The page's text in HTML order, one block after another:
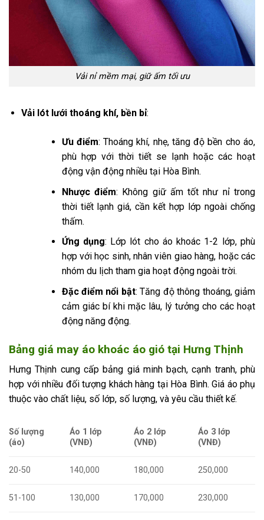
Vải nỉ mềm mại, giữ ấm tối ưu
Vải lót lưới thoáng khí, bền bỉ:
Ưu điểm: Thoáng khí, nhẹ, tăng độ bền cho áo,
phù hợp với thời tiết se lạnh hoặc các hoạt
động vận động nhiều tại Hòa Bình.
Nhược điểm: Không giữ ấm tốt như nỉ trong
thời tiết lạnh giá, cần kết hợp lớp ngoài chống
thấm.
Ứng dụng: Lớp lót cho áo khoác 1-2 lớp, phù
hợp với học sinh, nhân viên giao hàng, hoặc các
nhóm du lịch tham gia hoạt động ngoài trời.
Đặc điểm nổi bật: Tăng độ thông thoáng, giảm
cảm giác bí khi mặc lâu, lý tưởng cho các hoạt
động năng động.
Bảng giá may áo khoác áo gió tại Hưng Thịnh
Hưng Thịnh cung cấp bảng giá minh bạch, cạnh tranh, phù
hợp với nhiều đối tượng khách hàng tại Hòa Bình. Giá áo phụ
thuộc vào chất liệu, số lớp, số lượng, và yêu cầu thiết kế.
Số lượng
(áo)
Áo 1 lớp
(VNĐ)
Áo 2 lớp
(VNĐ)
Áo 3 lớp
(VNĐ)
20-50 140,000 180,000 250,000
51-100 130,000 170,000 230,000